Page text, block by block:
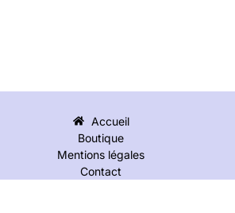
Accueil
Boutique
Mentions légales
Contact